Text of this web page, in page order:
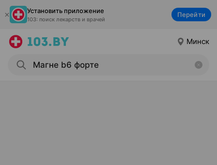
Установить приложение
103: поиск лекарств и врачей
Перейти
Минск